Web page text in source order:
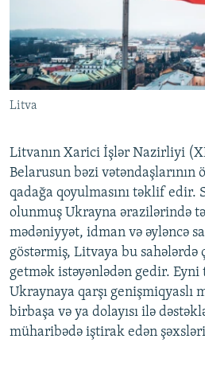
Litva
Litvanın Xarici İşlər Nazirliyi
Belarusun bəzi vətəndaşlarının
qadağa qoyulmasını təklif edir.
olunmuş Ukrayna ərazilərində
mədəniyyət, idman və əyləncə
göstərmiş, Litvaya bu sahələrdə
getmək istəyənlədən gedir. Eyni
Ukraynaya qarşı genişmiqyaslı
birbaşa və ya dolayısı ilə
müharibədə iştirak edən